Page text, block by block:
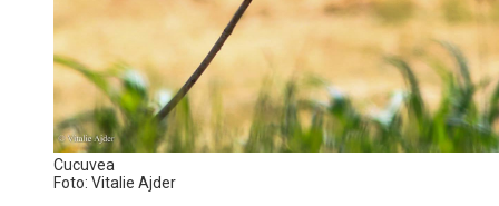
Cucuvea
Foto: Vitalie Ajder